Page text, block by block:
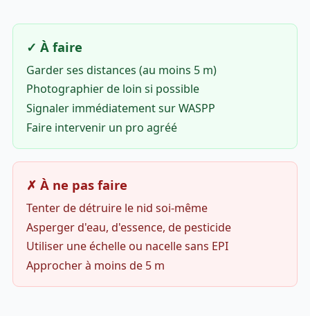
✓ À faire
Garder ses distances (au moins 5 m)
Photographier de loin si possible
Signaler immédiatement sur WASPP
Faire intervenir un pro agréé
✗ À ne pas faire
Tenter de détruire le nid soi-même
Asperger d'eau, d'essence, de pesticide
Utiliser une échelle ou nacelle sans EPI
Approcher à moins de 5 m